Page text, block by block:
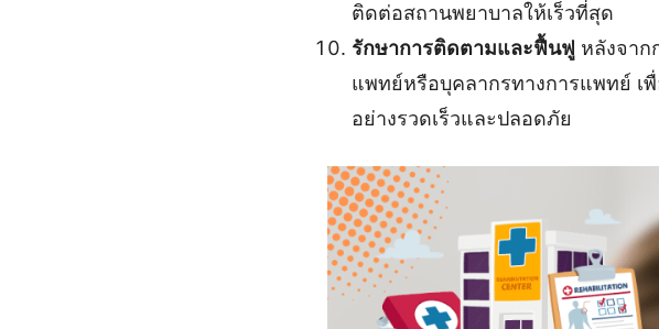
ติดต่อสถานพยาบาลให้เร็วที่สุด
รักษาการติดตามและฟื้นฟู หลังจาก
แพทย์หรือบุคลากรทางการแพทย์
อย่างรวดเร็วและปลอดภัย